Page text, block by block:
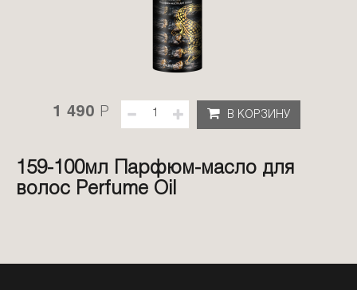
1 490 P В КОРЗИНУ
159-100мл Парфюм-масло для
волос Perfume Oil